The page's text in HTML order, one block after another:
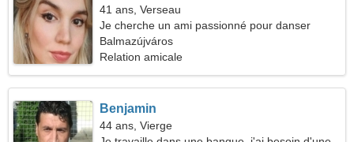
41 ans, Verseau
Je cherche un ami passionné pour danser
Balmazújváros
Relation amicale
Benjamin
44 ans, Vierge